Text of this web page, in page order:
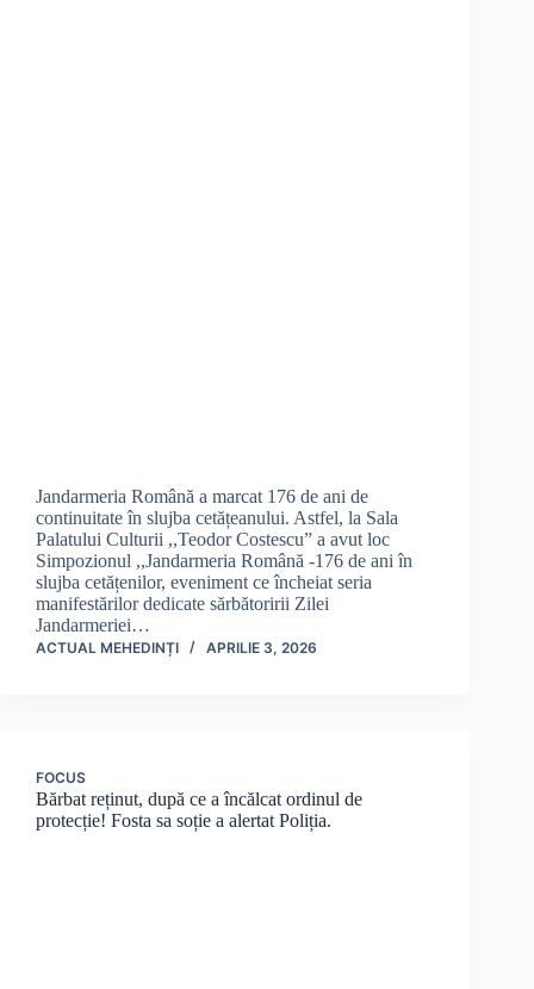
Jandarmeria Română a marcat 176 de ani de
continuitate în slujba cetățeanului. Astfel, la Sala
Palatului Culturii ,,Teodor Costescu” a avut loc
Simpozionul ,,Jandarmeria Română -176 de ani în
slujba cetățenilor, eveniment ce încheiat seria
manifestărilor dedicate sărbătoririi Zilei
Jandarmeriei…
ACTUAL MEHEDINȚI APRILIE 3, 2026
FOCUS
Bărbat reținut, după ce a încălcat ordinul de
protecție! Fosta sa soție a alertat Poliția.